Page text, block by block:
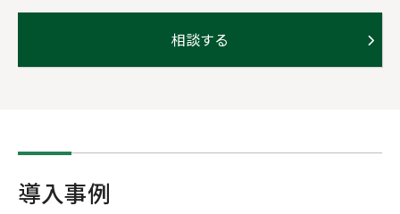
相談する
導入事例